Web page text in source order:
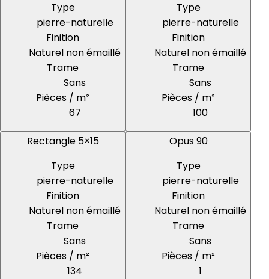
Type
pierre-naturelle
Finition
Naturel non émaillé
Trame
Sans
Pièces / m²
67
Type
pierre-naturelle
Finition
Naturel non émaillé
Trame
Sans
Pièces / m²
100
Rectangle 5×15
Type
pierre-naturelle
Finition
Naturel non émaillé
Trame
Sans
Pièces / m²
134
Opus 90
Type
pierre-naturelle
Finition
Naturel non émaillé
Trame
Sans
Pièces / m²
1